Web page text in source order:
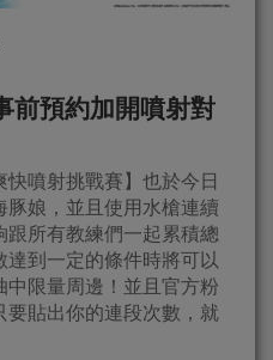
前預約加開噴射對
噴射挑戰賽】也於今日
豚娘，並且使用水槍連續
跟所有教練們一起累積總
到一定的條件時將可以
限量周邊！並且官方粉
要貼出你的連段次數，就